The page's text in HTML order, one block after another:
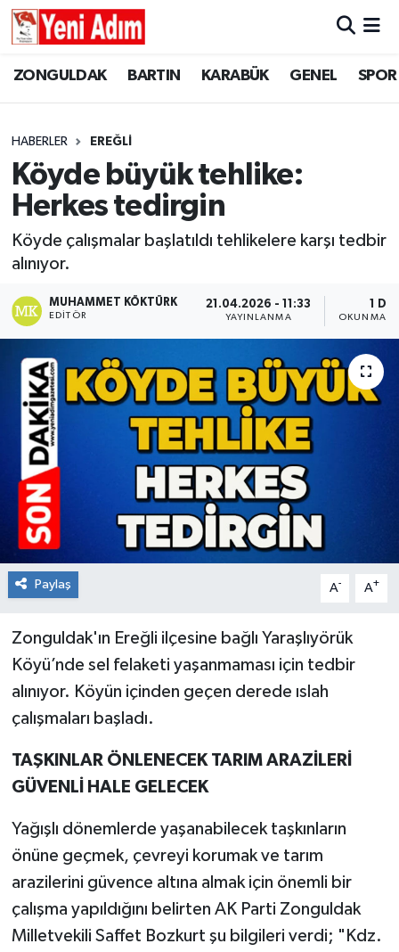
ZONGULDAK BARTIN KARABÜK GENEL SPOR
HABERLER EREĞLİ
Köyde büyük tehlike:
Herkes tedirgin
Köyde çalışmalar başlatıldı tehlikelere karşı tedbir
alınıyor.
MUHAMMET KÖKTÜRK
EDITÖR
21.04.2026 - 11:33
YAYINLANMA
1 DK
OKUNMA
Paylaş A- A+
Zonguldak'ın Ereğli ilçesine bağlı Yaraşlıyörük
Köyü’nde sel felaketi yaşanmaması için tedbir
alınıyor. Köyün içinden geçen derede ıslah
çalışmaları başladı.
TAŞKINLAR ÖNLENECEK TARIM ARAZİLERİ
GÜVENLİ HALE GELECEK
Yağışlı dönemlerde yaşanabilecek taşkınların
önüne geçmek, çevreyi korumak ve tarım
arazilerini güvence altına almak için önemli bir
çalışma yapıldığını belirten AK Parti Zonguldak
Milletvekili Saffet Bozkurt şu bilgileri verdi; "Kdz.
ZONGULDAK
GÜNCEL
SİYASET
RESMİ İLAN
ZONGULDAK
GENEL
SPOR
SİYASET
SAĞLIK
GÜNCEL
RESMİ İLAN
Künye
Zonguldak Hava Durumu
Süper Lig Puan Durumu ve Fikstür
Tüm Manşetler
Son Dakika Haberleri
Haber Arşivi